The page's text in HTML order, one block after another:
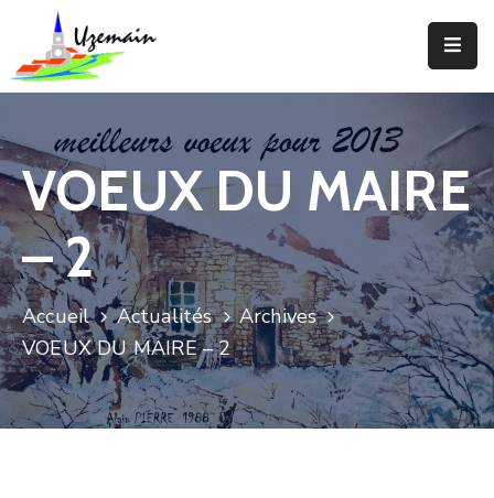
Actualités
Agenda
Votre
Commune
Votre
Mairie
Services
Vie
Locale
VOEUX DU MAIRE
– 2
Accueil Actualités
Archives
VOEUX DU MAIRE – 2